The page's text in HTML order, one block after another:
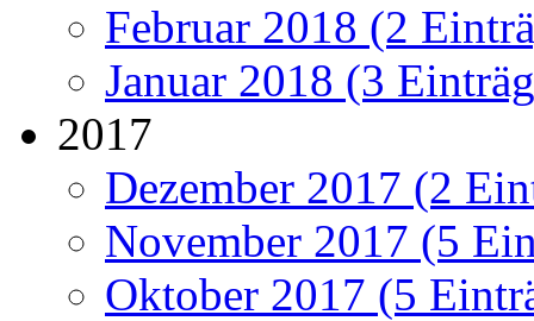
Februar 2018 (2
Januar 2018 (3
2017
Dezember 2017 (2
November 2017 (5
Oktober 2017 (5